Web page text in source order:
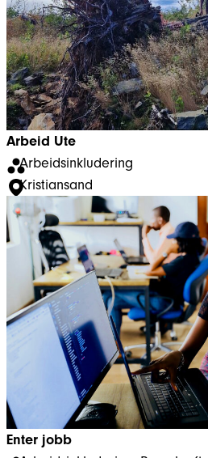
Arbeid Ute
Arbeidsinkludering
Kristiansand
Enter jobb